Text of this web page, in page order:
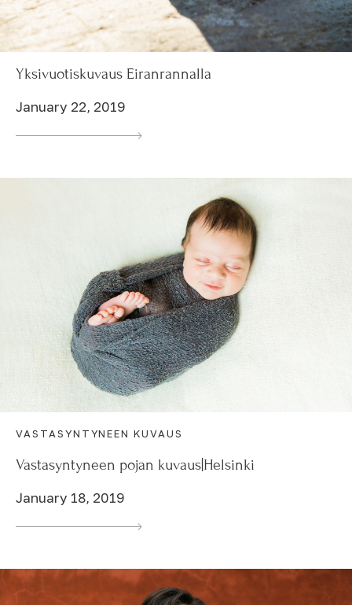
Yksivuotiskuvaus Eiranrannalla
January 22, 2019
VASTASYNTYNEEN KUVAUS
Vastasyntyneen pojan kuvaus|Helsinki
January 18, 2019